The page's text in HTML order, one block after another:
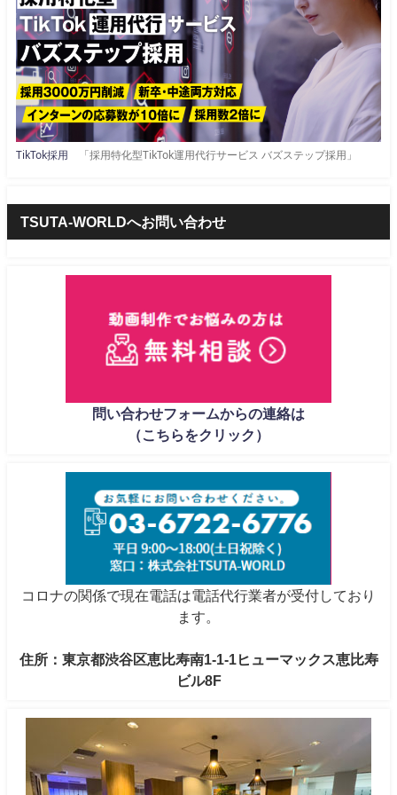
TikTok採用 「採用特化型TikTok運用代行サービス バズステップ採用」
TSUTA-WORLDへお問い合わせ
問い合わせフォームからの連絡は
（こちらをクリック）
コロナの関係で現在電話は電話代行業者が受付しており
ます。
住所：東京都渋谷区恵比寿南1-1-1ヒューマックス恵比寿
ビル8F